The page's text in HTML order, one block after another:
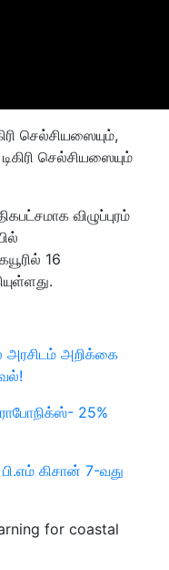
செல்சியஸையும்,
செல்சியஸையும்
விழுப்புரம்
16
அரசிடம் அறிக்கை
25%
கிசான் 7-வது
for coastal